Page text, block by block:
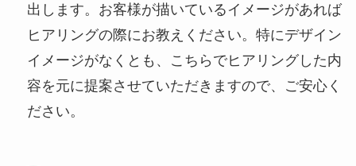
出します。お客様が描いているイメージがあれば
ヒアリングの際にお教えください。特にデザイン
イメージがなくとも、こちらでヒアリングした内
容を元に提案させていただきますので、ご安心く
ださい。